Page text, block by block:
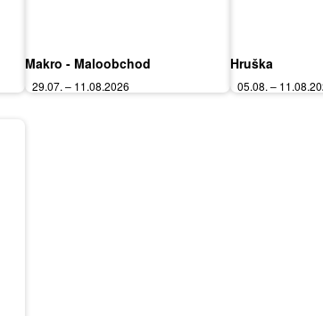
Makro - Maloobchod
29.07. – 11.08.2026
Hruška
05.08. –